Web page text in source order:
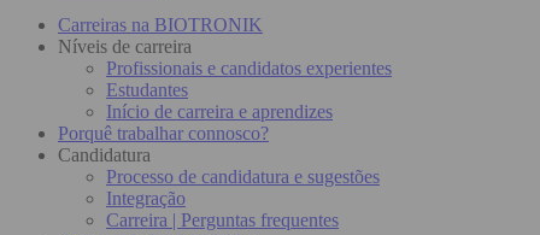
Carreiras na BIOTRONIK
Níveis de carreira
Profissionais e candidatos experientes
Estudantes
Início de carreira e aprendizes
Porquê trabalhar connosco?
Candidatura
Processo de candidatura e sugestões
Integração
Carreira | Perguntas frequentes